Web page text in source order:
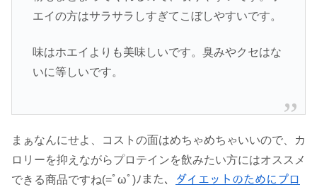
エイの方はサラサラしすぎてこぼしやすいです。
味はホエイよりも美味しいです。臭みやクセはな
いに等しいです。
まぁなんにせよ、コストの面はめちゃめちゃいいので、カ
ロリーを抑えながらプロテインを飲みたい方にはオススメ
できる商品ですね(=ﾟωﾟ)ﾉまた、
ダイエットのためにプロ